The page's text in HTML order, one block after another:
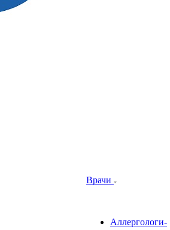
Врачи
Аллергологи-